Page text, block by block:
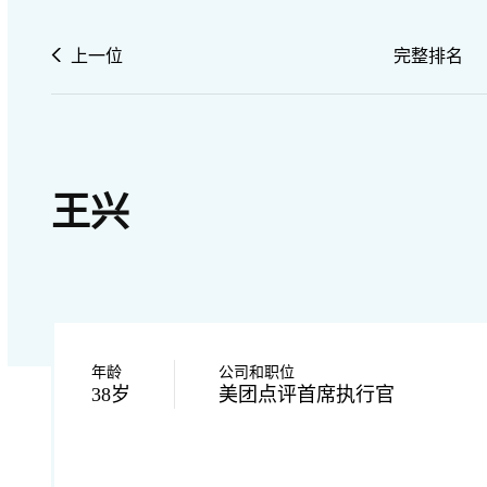
上一位 完整排名
王兴
年龄
38岁
公司和职位
美团点评首席执行官